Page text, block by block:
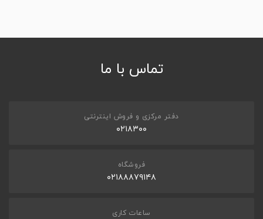
COMPATIBILITY
x-ray proo,shock proof,Temperature proof,water proof,
تماس با ما
دفتر مرکزی و فروش اینترنتی
۰۲۱۸۳۰۰
فروشگاه
۰۲۱۸۸۸۷۹۱۴۸
ساعات کاری